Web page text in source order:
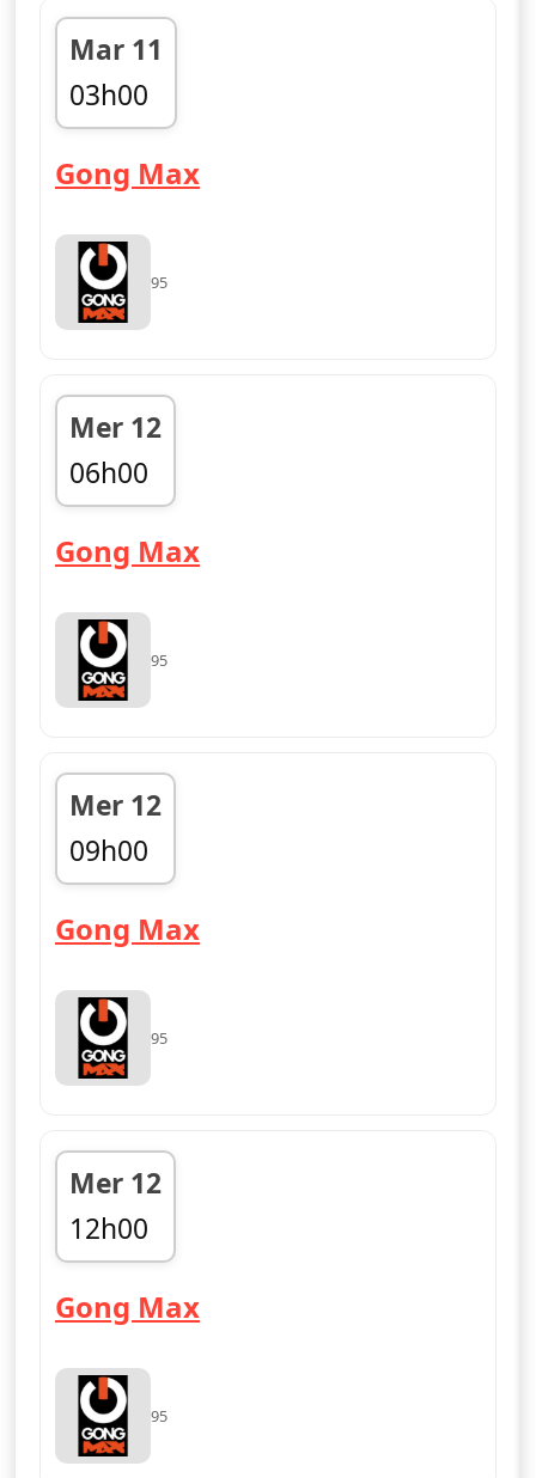
Mar 11
03h00
fin 06h00
Gong Max— Gong Max
95
Mer 12
06h00
fin 09h00
Gong Max— Gong Max
95
Mer 12
09h00
fin 12h00
Gong Max— Gong Max
95
Mer 12
12h00
fin 15h00
Gong Max— Gong Max
95